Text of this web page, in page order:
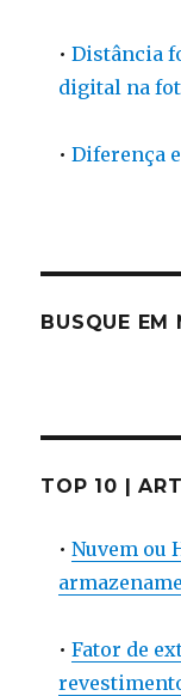
•Distância
digital na
•Diferença
BUSQUE EM
TOP 10 |
•Nuvem ou
•Fator de